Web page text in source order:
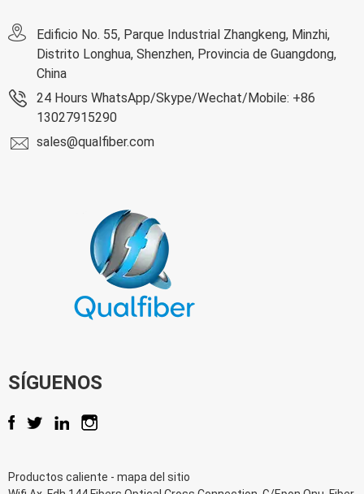
Edificio No. 55, Parque Industrial Zhangkeng, Minzhi,
Distrito Longhua, Shenzhen, Provincia de Guangdong,
China
24 Hours WhatsApp/Skype/Wechat/Mobile: +86
13027915290
sales@qualfiber.com
SÍGUENOS
Productos caliente - mapa del sitio